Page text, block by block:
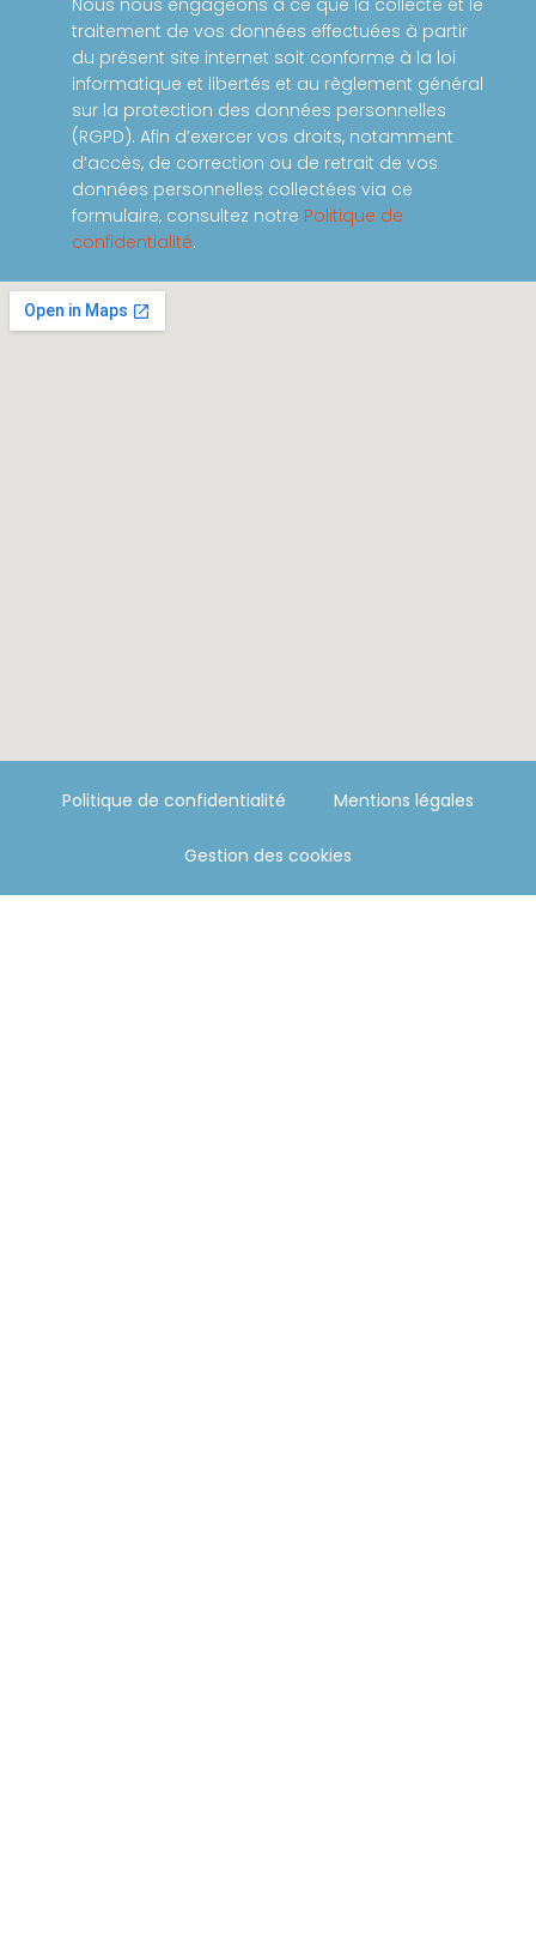
traitement de vos données effectuées à partir
du présent site internet soit conforme à la loi
informatique et libertés et au règlement général
sur la protection des données personnelles
(RGPD). Afin d’exercer vos droits, notamment
d’accès, de correction ou de retrait de vos
données personnelles collectées via ce
formulaire, consultez notre Politique de
confidentialité.
Politique de confidentialité Mentions légales
Gestion des cookies